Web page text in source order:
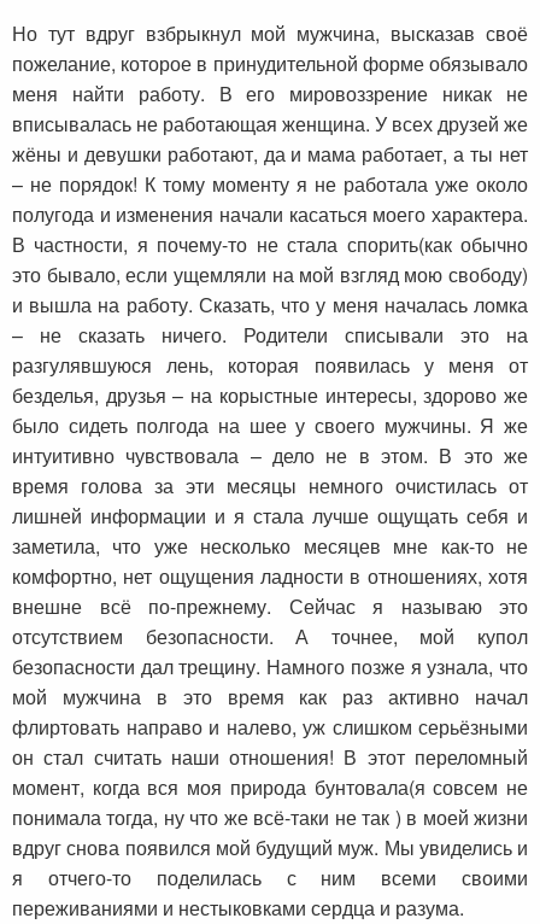
Но тут вдруг взбрыкнул мой мужчина, высказав своё
пожелание, которое в принудительной форме обязывало
меня найти работу. В его мировоззрение никак не
вписывалась не работающая женщина. У всех друзей же
жёны и девушки работают, да и мама работает, а ты нет
– не порядок! К тому моменту я не работала уже около
полугода и изменения начали касаться моего характера.
В частности, я почему-то не стала спорить(как обычно
это бывало, если ущемляли на мой взгляд мою свободу)
и вышла на работу. Сказать, что у меня началась ломка
– не сказать ничего. Родители списывали это на
разгулявшуюся лень, которая появилась у меня от
безделья, друзья – на корыстные интересы, здорово же
было сидеть полгода на шее у своего мужчины. Я же
интуитивно чувствовала – дело не в этом. В это же
время голова за эти месяцы немного очистилась от
лишней информации и я стала лучше ощущать себя и
заметила, что уже несколько месяцев мне как-то не
комфортно, нет ощущения ладности в отношениях, хотя
внешне всё по-прежнему. Сейчас я называю это
отсутствием безопасности. А точнее, мой купол
безопасности дал трещину. Намного позже я узнала, что
мой мужчина в это время как раз активно начал
флиртовать направо и налево, уж слишком серьёзными
он стал считать наши отношения! В этот переломный
момент, когда вся моя природа бунтовала(я совсем не
понимала тогда, ну что же всё-таки не так ) в моей жизни
вдруг снова появился мой будущий муж. Мы увиделись и
я отчего-то поделилась с ним всеми своими
переживаниями и нестыковками сердца и разума.